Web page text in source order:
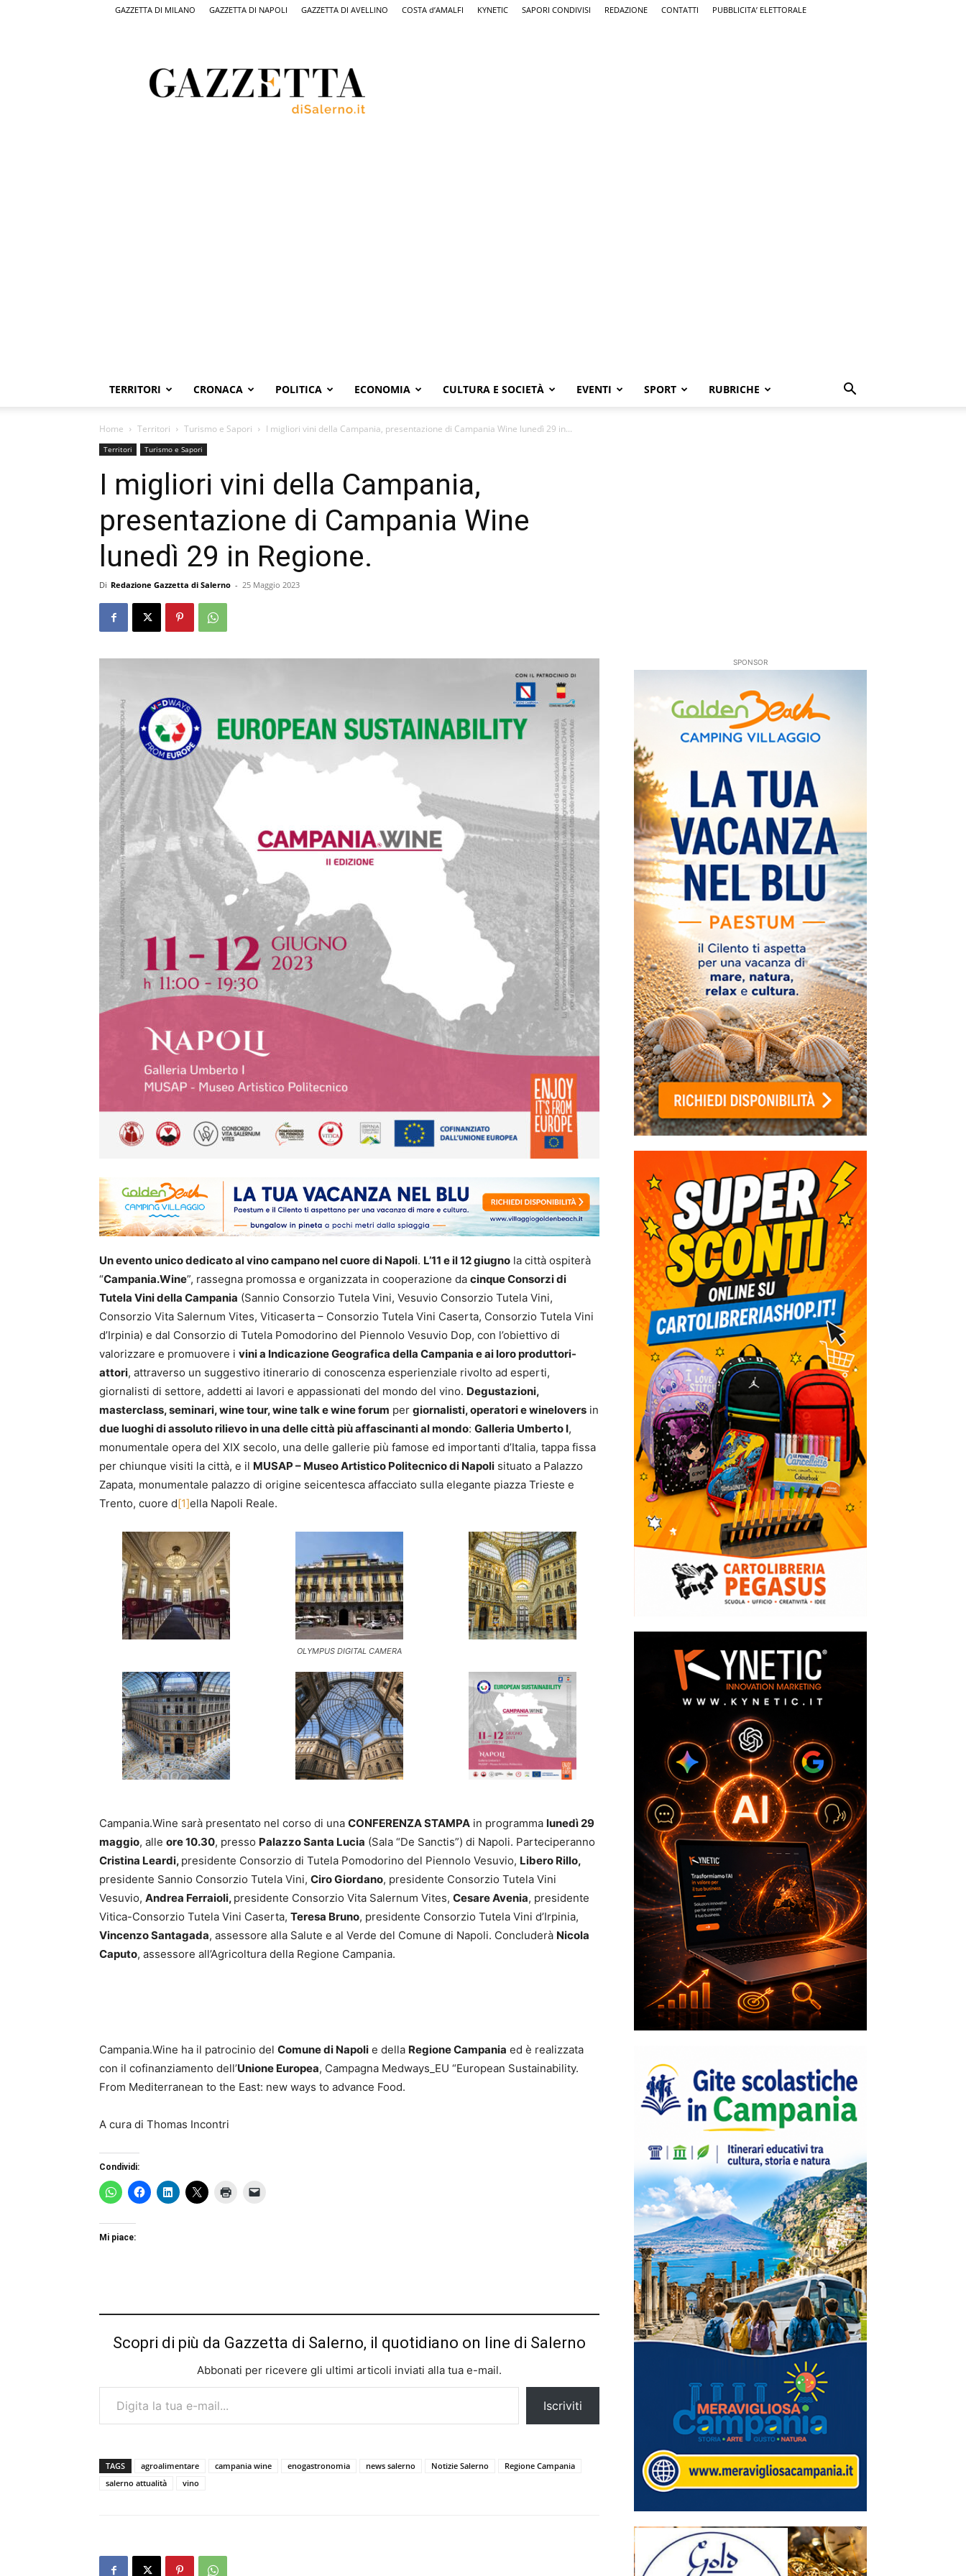
GAZZETTA DI MILANO GAZZETTA DI NAPOLI GAZZETTA DI AVELLINO COSTA d’AMALFI KYNETIC SAPORI CONDIVISI REDAZIONE CONTATTI PUBBLICITA’ ELETTORALE
Salerno,
il
quotidiano
TERRITORI CRONACA POLITICA ECONOMIA CULTURA E SOCIETÀ EVENTI SPORT RUBRICHE
Home Territori Turismo e Sapori I migliori vini della Campania, presentazione di Campania Wine lunedì 29 in...
Territori Turismo e Sapori
I migliori vini della Campania,
presentazione di Campania Wine
lunedì 29 in Regione.
Di Redazione Gazzetta di Salerno - 25 Maggio 2023
Un evento unico dedicato al vino campano nel cuore di Napoli. L’11 e il 12 giugno la città ospiterà
“Campania.Wine”, rassegna promossa e organizzata in cooperazione da cinque Consorzi di
Tutela Vini della Campania (Sannio Consorzio Tutela Vini, Vesuvio Consorzio Tutela Vini,
Consorzio Vita Salernum Vites, Viticaserta – Consorzio Tutela Vini Caserta, Consorzio Tutela Vini
d’Irpinia) e dal Consorzio di Tutela Pomodorino del Piennolo Vesuvio Dop, con l’obiettivo di
valorizzare e promuovere i vini a Indicazione Geografica della Campania e ai loro produttori-
attori, attraverso un suggestivo itinerario di conoscenza esperienziale rivolto ad esperti,
giornalisti di settore, addetti ai lavori e appassionati del mondo del vino. Degustazioni,
masterclass, seminari, wine tour, wine talk e wine forum per giornalisti, operatori e winelovers in
due luoghi di assoluto rilievo in una delle città più affascinanti al mondo: Galleria Umberto I,
monumentale opera del XIX secolo, una delle gallerie più famose ed importanti d’Italia, tappa fissa
per chiunque visiti la città, e il MUSAP – Museo Artistico Politecnico di Napoli situato a Palazzo
Zapata, monumentale palazzo di origine seicentesca affacciato sulla elegante piazza Trieste e
Trento, cuore d[1]ella Napoli Reale.
OLYMPUS DIGITAL CAMERA
Campania.Wine sarà presentato nel corso di una CONFERENZA STAMPA in programma lunedì 29
maggio, alle ore 10.30, presso Palazzo Santa Lucia (Sala “De Sanctis”) di Napoli. Parteciperanno
Cristina Leardi, presidente Consorzio di Tutela Pomodorino del Piennolo Vesuvio, Libero Rillo,
presidente Sannio Consorzio Tutela Vini, Ciro Giordano, presidente Consorzio Tutela Vini
Vesuvio, Andrea Ferraioli, presidente Consorzio Vita Salernum Vites, Cesare Avenia, presidente
Vitica-Consorzio Tutela Vini Caserta, Teresa Bruno, presidente Consorzio Tutela Vini d’Irpinia,
Vincenzo Santagada, assessore alla Salute e al Verde del Comune di Napoli. Concluderà Nicola
Caputo, assessore all’Agricoltura della Regione Campania.
Campania.Wine ha il patrocinio del Comune di Napoli e della Regione Campania ed è realizzata
con il cofinanziamento dell’Unione Europea, Campagna Medways_EU “European Sustainability.
From Mediterranean to the East: new ways to advance Food.
A cura di Thomas Incontri
Condividi:
Mi piace:
Scopri di più da Gazzetta di Salerno, il quotidiano on line di Salerno
Abbonati per ricevere gli ultimi articoli inviati alla tua e-mail.
Digita la tua e-mail...
Iscriviti
TAGS agroalimentare campania wine enogastronomia news salerno Notizie Salerno
Regione Campania
salerno attualità
vino
SPONSOR